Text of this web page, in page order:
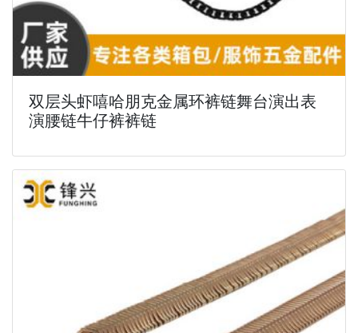
双层头虾嘻哈朋克金属环裤链舞台演出表
演腰链牛仔裤裤链